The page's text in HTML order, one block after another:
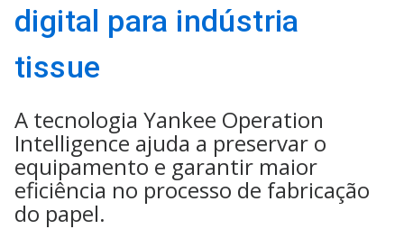
digital para indústria
tissue
A tecnologia Yankee Operation
Intelligence ajuda a preservar o
equipamento e garantir maior
eficiência no processo de fabricação
do papel.